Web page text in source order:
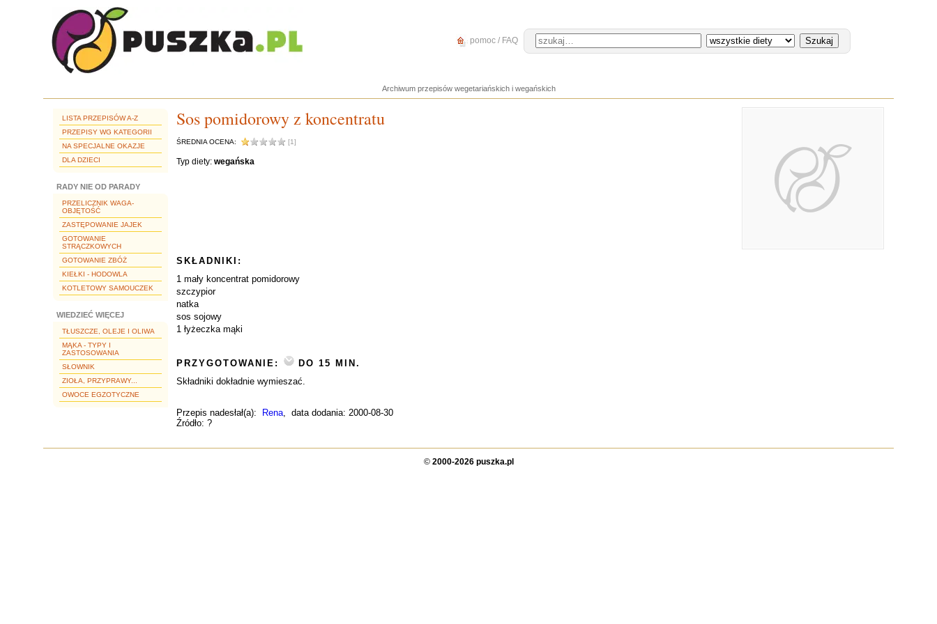
pomoc / FAQ
Archiwum przepisów wegetariańskich i wegańskich
LISTA PRZEPISÓW A-Z
PRZEPISY WG KATEGORII
NA SPECJALNE OKAZJE
DLA DZIECI
RADY NIE OD PARADY
PRZELICZNIK WAGA-
OBJĘTOŚĆ
ZASTĘPOWANIE JAJEK
GOTOWANIE
STRĄCZKOWYCH
GOTOWANIE ZBÓŻ
KIEŁKI - HODOWLA
KOTLETOWY SAMOUCZEK
WIEDZIEĆ WIĘCEJ
TŁUSZCZE, OLEJE I OLIWA
MĄKA - TYPY I
ZASTOSOWANIA
SŁOWNIK
ZIOŁA, PRZYPRAWY...
OWOCE EGZOTYCZNE
Sos pomidorowy z koncentratu
ŚREDNIA OCENA: [1]
Typ diety: wegańska
SKŁADNIKI:
1 mały koncentrat pomidorowy
szczypior
natka
sos sojowy
1 łyżeczka mąki
PRZYGOTOWANIE:
DO 15 MIN.
Składniki dokładnie wymieszać.
Przepis nadesłał(a): Rena, data dodania: 2000-08-30
Źródło: ?
© 2000-2026 puszka.pl